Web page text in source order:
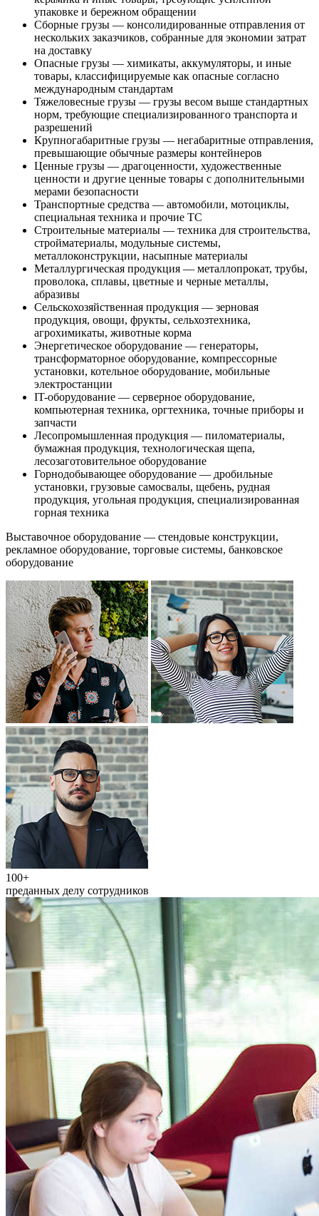
упаковке и бережном обращении
Сборные грузы — консолидированные отправления от
нескольких заказчиков, собранные для экономии затрат
на доставку
Опасные грузы — химикаты, аккумуляторы, и иные
товары, классифицируемые как опасные согласно
международным стандартам
Тяжеловесные грузы — грузы весом выше стандартных
норм, требующие специализированного транспорта и
разрешений
Крупногабаритные грузы — негабаритные отправления,
превышающие обычные размеры контейнеров
Ценные грузы — драгоценности, художественные
ценности и другие ценные товары с дополнительными
мерами безопасности
Транспортные средства — автомобили, мотоциклы,
специальная техника и прочие ТС
Строительные материалы — техника для строительства,
стройматериалы, модульные системы,
металлоконструкции, насыпные материалы
Металлургическая продукция — металлопрокат, трубы,
проволока, сплавы, цветные и черные металлы,
абразивы
Сельскохозяйственная продукция — зерновая
продукция, овощи, фрукты, сельхозтехника,
агрохимикаты, животные корма
Энергетическое оборудование — генераторы,
трансформаторное оборудование, компрессорные
установки, котельное оборудование, мобильные
электростанции
IT-оборудование — серверное оборудование,
компьютерная техника, оргтехника, точные приборы и
запчасти
Лесопромышленная продукция — пиломатериалы,
бумажная продукция, технологическая щепа,
лесозаготовительное оборудование
Горнодобывающее оборудование — дробильные
установки, грузовые самосвалы, щебень, рудная
продукция, угольная продукция, специализированная
горная техника
Выставочное оборудование — стендовые конструкции,
рекламное оборудование, торговые системы, банковское
оборудование
100+
преданных делу сотрудников